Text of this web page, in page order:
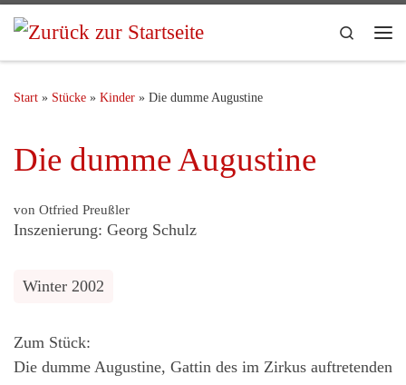
Search
Start » Stücke » Kinder » Die dumme Augustine
Die dumme Augustine
von Otfried Preußler
Inszenierung: Georg Schulz
Winter 2002
Zum Stück:
Die dumme Augustine, Gattin des im Zirkus auftretenden